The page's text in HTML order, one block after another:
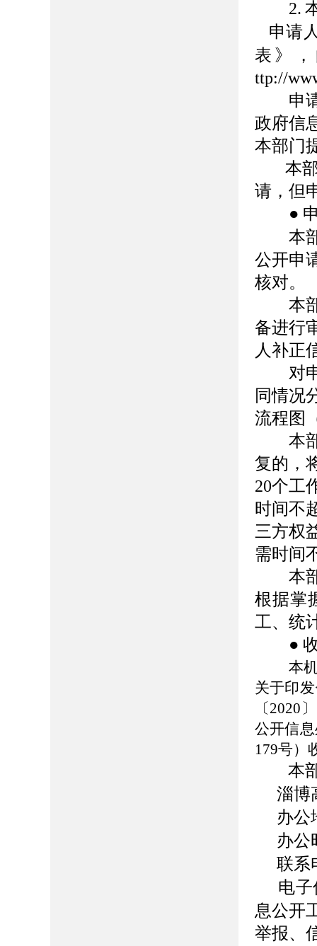
2.
申请
表》
ttp://
申请
政府信
本部门
本
请，但
●
本部
公开申
核对。
本部
备进行
人补正
对申
同情况
流程图
本部
复的，
20个工
时间不
三方权
需时间
本部
根据掌
工、统
●
本
关于印
〔2020
公开信
179号）
本
淄博
办公
办公
联系
电
息公开
举报、